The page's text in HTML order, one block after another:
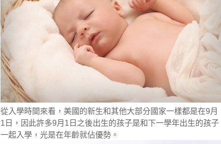
從入學時間來看， 美國的新生和其他大部分國家一樣都是在9月
1日，因此許多9月1日之後出生的孩子是和下一學年出生的孩子
一起入學 ，光是在年齡就佔優勢。